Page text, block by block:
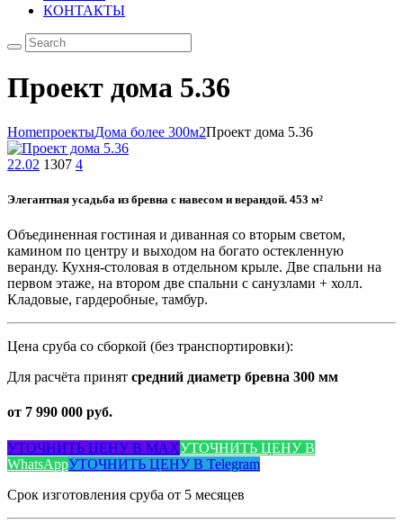
КОНТАКТЫ
Проект дома 5.36
HomeпроектыДома более 300м2Проект дома 5.36
22.02 1307 4
Элегантная усадьба из бревна с навесом и верандой. 453 м²
Объединенная гостиная и диванная со вторым светом,
камином по центру и выходом на богато остекленную
веранду. Кухня-столовая в отдельном крыле. Две спальни на
первом этаже, на втором две спальни с санузлами + холл.
Кладовые, гардеробные, тамбур.
Цена сруба со сборкой (без транспортировки):
Для расчёта принят средний диаметр бревна 300 мм
от 7 990 000 руб.
УТОЧНИТЬ ЦЕНУ В MAXУТОЧНИТЬ ЦЕНУ В
WhatsAppУТОЧНИТЬ ЦЕНУ В Telegram
Срок изготовления сруба от 5 месяцев